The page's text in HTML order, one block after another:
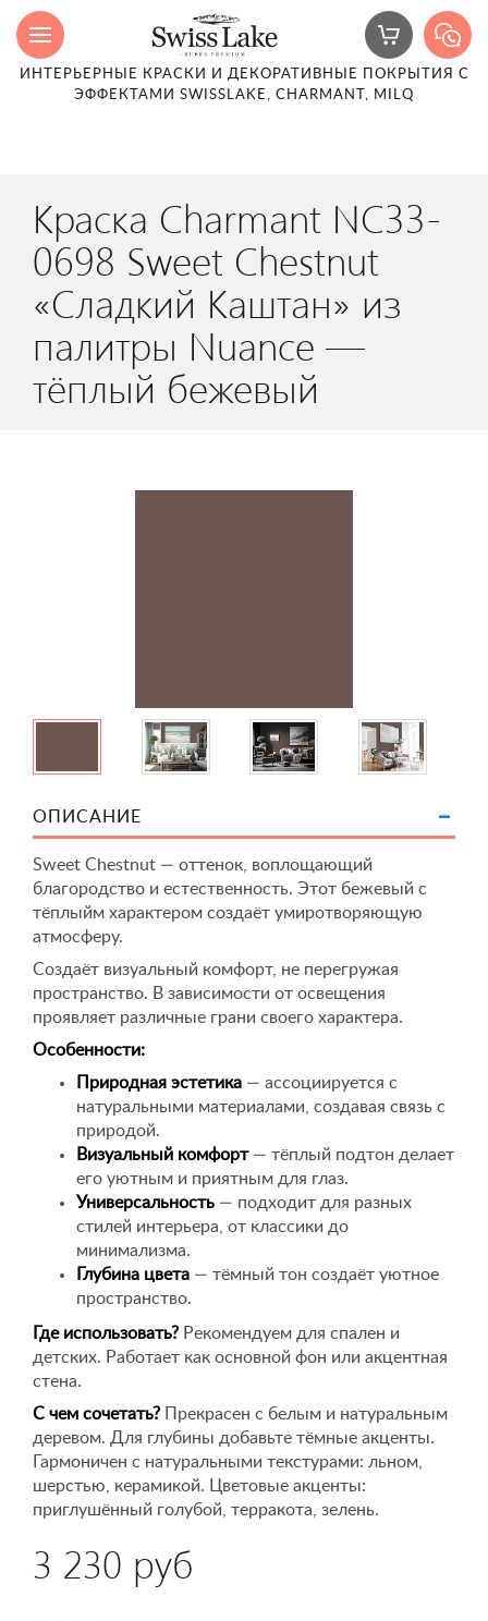
ИНТЕРЬЕРНЫЕ КРАСКИ И ДЕКОРАТИВНЫЕ ПОКРЫТИЯ С
ЭФФЕКТАМИ SWISSLAKE, CHARMANT, MILQ
Краска Charmant NC33-
0698 Sweet Chestnut
«Сладкий Каштан» из
палитры Nuance —
тёплый бежевый
ОПИСАНИЕ
Sweet Chestnut — оттенок, воплощающий
благородство и естественность. Этот бежевый с
тёплыйм характером создаёт умиротворяющую
атмосферу.
Создаёт визуальный комфорт, не перегружая
пространство. В зависимости от освещения
проявляет различные грани своего характера.
Особенности:
Природная эстетика — ассоциируется с
натуральными материалами, создавая связь с
природой.
Визуальный комфорт— тёплый подтон делает
его уютным и приятным для глаз.
Универсальность — подходит для разных
стилей интерьера, от классики до
минимализма.
Глубина цвета — тёмный тон создаёт уютное
пространство.
Где использовать? Рекомендуем для спален и
детских. Работает как основной фон или акцентная
стена.
С чем сочетать? Прекрасен с белым и натуральным
деревом. Для глубины добавьте тёмные акценты.
Гармоничен с натуральными текстурами: льном,
шерстью, керамикой. Цветовые акценты:
приглушённый голубой, терракота, зелень.
3 230 руб